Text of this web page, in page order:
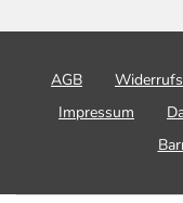
AGB
Impressum